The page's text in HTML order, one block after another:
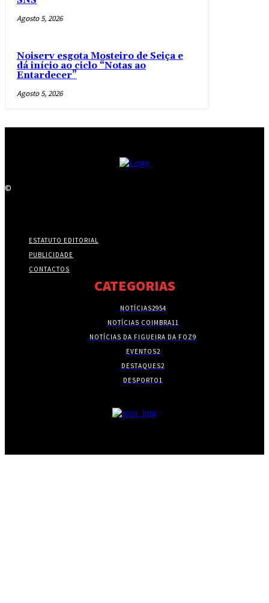
Agosto 5, 2026
Noiserv esgota Mosteiro de Seiça e
dá início ao ciclo “Notas ao
Entardecer”
Agosto 5, 2026
©
ESTATUTO EDITORIAL
PUBLICIDADE
CONTACTOS
CATEGORIAS
NOTÍCIAS2954
NOTÍCIAS COIMBRA11
NOTÍCIAS DA FIGUEIRA DA FOZ9
EVENTOS2
DESTAQUES2
DESPORTO1